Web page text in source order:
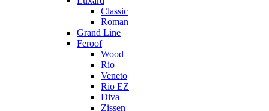
Classic
Roman
Grand Line
Feroof
Wood
Rio
Veneto
Rio EZ
Diva
Zissen